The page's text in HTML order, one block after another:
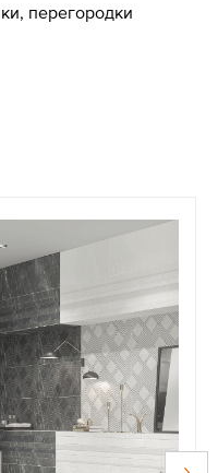
перегородки